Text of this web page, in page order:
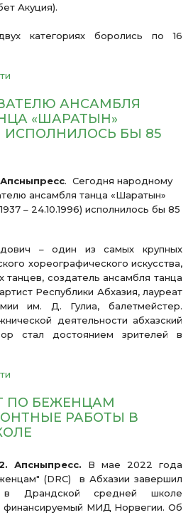
Акуция).
категориях боролись по 16
АНСАМБЛЯ
«ШАРАТЫН»
ИСПОЛНИЛОСЬ БЫ 85
. Сегодня народному
ансамбля танца «Шаратын»
– 24.10.1996) исполнилось бы 85
– один из самых крупных
хореографического искусства,
создатель ансамбля танца
Республики Абхазия, лауреат
им. Д. Гулиа, балетмейстер.
деятельности абхазский
стал достоянием зрителей в
ПО БЕЖЕНЦАМ
РАБОТЫ В
Апсныпресс. В мае 2022 года
(DRC) в Абхазии завершил
в Драндской средней школе
финансируемый МИД Норвегии. Об